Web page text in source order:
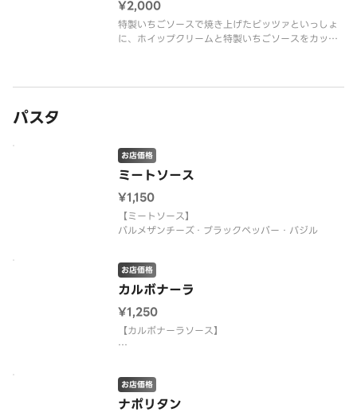
¥2,000
特製いちごソースで焼き上げたピッツァといっしょ
に、ホイップクリームと特製いちごソースをカップ
パスタ
ミートソース
お店価格
¥1,150
【ミートソース】
パルメザンチーズ・ブラックペッパー・バジル
カルボナーラ
お店価格
¥1,250
【カルボナーラソース】
※こちらの商品は、ソースと麺が別々のセパレート
タイプの容器でお届けします。
ナポリタン
お店価格